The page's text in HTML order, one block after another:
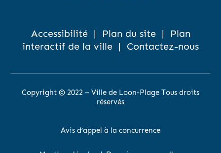
Accessibilité| Plan du site|
Plan
interactif de la ville | Contactez-nous
Copyright © 2022 – Ville de Loon-Plage Tous droits
réservés
Avis d’appel à la concurrence